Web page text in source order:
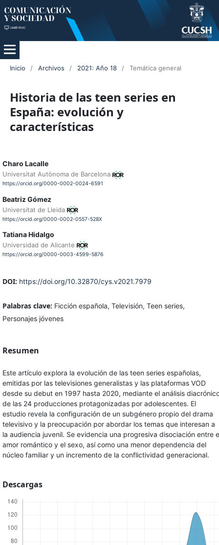
Inicio / Archivos / 2021: Año 18 / Temática general
Historia de las teen series en
España: evolución y
características
Charo Lacalle
Universitat Autònoma de Barcelona
https://orcid.org/0000-0002-0024-6591
Beatriz Gómez
Universitat de Lleida
https://orcid.org/0000-0002-0557-528X
Tatiana Hidalgo
Universidad de Alicante
https://orcid.org/0000-0003-4599-5876
DOI: https://doi.org/10.32870/cys.v2021.7979
Palabras clave: Ficción española, Televisión, Teen series,
Personajes jóvenes
Resumen
Este artículo explora la evolución de las teen series españolas,
emitidas por las televisiones generalistas y las plataformas VOD
desde su debut en 1997 hasta 2020, mediante el análisis
de las 24 producciones protagonizadas por adolescentes. El
estudio revela la configuración de un subgénero propio del drama
televisivo y la preocupación por abordar los temas que interesan a
la audiencia juvenil. Se evidencia una progresiva disociación entre
amor romántico y el sexo, así como una menor dependencia del
núcleo familiar y un incremento de la conflictividad generacional.
Descargas